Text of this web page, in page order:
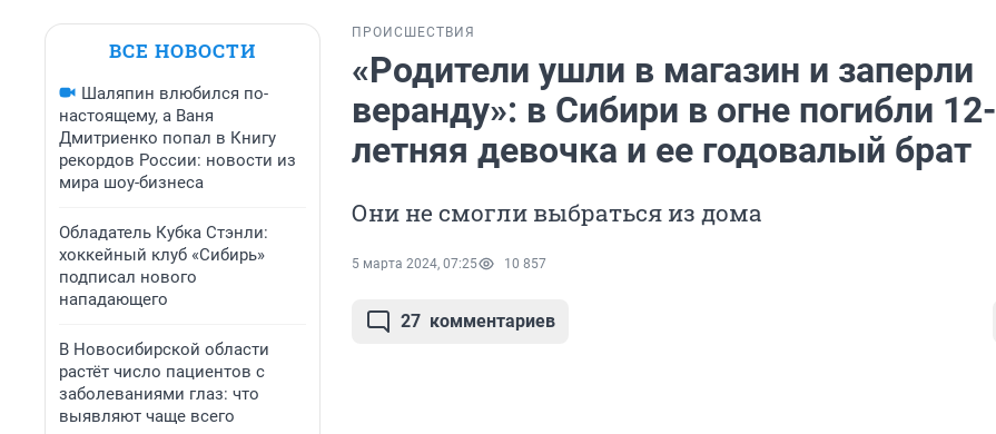
ВСЕ НОВОСТИ
Шаляпин влюбился по-
настоящему, а Ваня
Дмитриенко попал в Книгу
рекордов России: новости из
мира шоу-бизнеса
Обладатель Кубка Стэнли:
хоккейный клуб «Сибирь»
подписал нового
нападающего
В Новосибирской области
растёт число пациентов с
заболеваниями глаз: что
выявляют чаще всего
ПРОИСШЕСТВИЯ
«Родители ушли в магазин и заперли
веранду»: в Сибири в огне погибли 12-
летняя девочка и ее годовалый брат
Они не смогли выбраться из дома
5 марта 2024, 07:25 10 857
27 комментариев